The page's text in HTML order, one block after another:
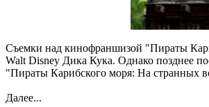
Съемки над кинофраншизой "Пираты
Walt Disney Дика Кука. Однако позднее
"Пираты Карибского моря: На странных
Далее...